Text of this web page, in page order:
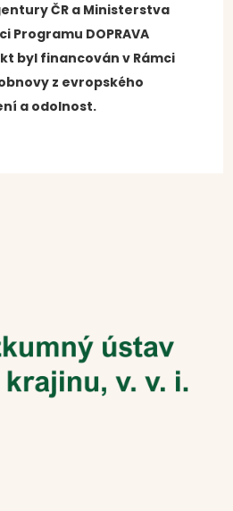
ČR a Ministerstva
Programu DOPRAVA
byl financován v Rámci
z evropského
a odolnost.